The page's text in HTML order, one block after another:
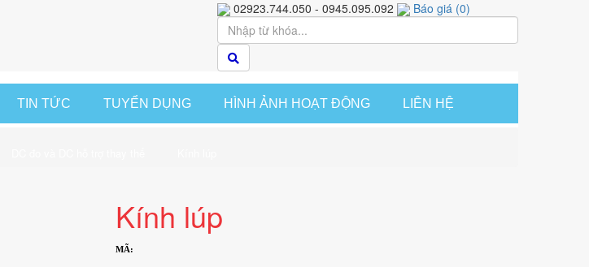
02923.744.050 - 0945.095.092 Báo giá (0)
TIN TỨC TUYỂN DỤNG HÌNH ẢNH HOẠT ĐỘNG LIÊN HỆ
Kính lúp
MÃ: